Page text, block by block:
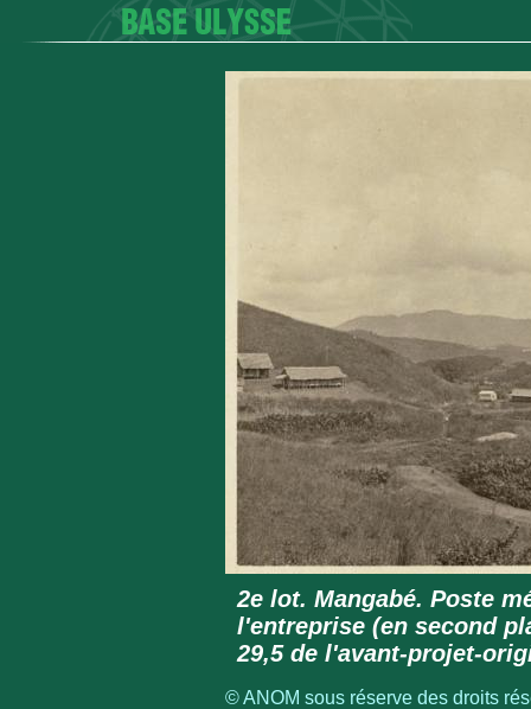
2e lot. Mangabé. Poste
l'entreprise (en second
29,5 de l'avant-projet-
© ANOM sous réserve des droits